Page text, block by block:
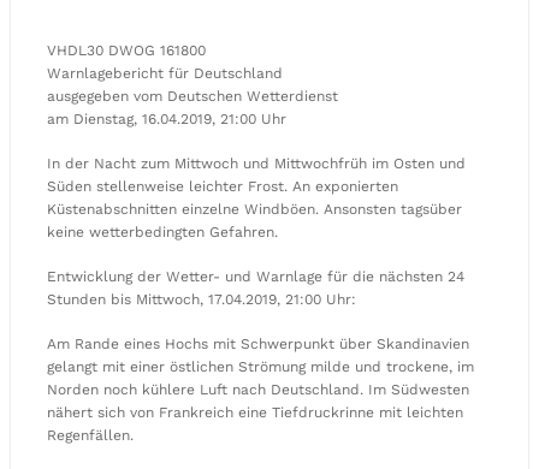
VHDL30 DWOG 161800
Warnlagebericht für Deutschland
ausgegeben vom Deutschen Wetterdienst
am Dienstag, 16.04.2019, 21:00 Uhr
In der Nacht zum Mittwoch und Mittwochfrüh im Osten und
Süden stellenweise leichter Frost. An exponierten
Küstenabschnitten einzelne Windböen. Ansonsten tagsüber
keine wetterbedingten Gefahren.
Entwicklung der Wetter- und Warnlage für die nächsten 24
Stunden bis Mittwoch, 17.04.2019, 21:00 Uhr:
Am Rande eines Hochs mit Schwerpunkt über Skandinavien
gelangt mit einer östlichen Strömung milde und trockene, im
Norden noch kühlere Luft nach Deutschland. Im Südwesten
nähert sich von Frankreich eine Tiefdruckrinne mit leichten
Regenfällen.